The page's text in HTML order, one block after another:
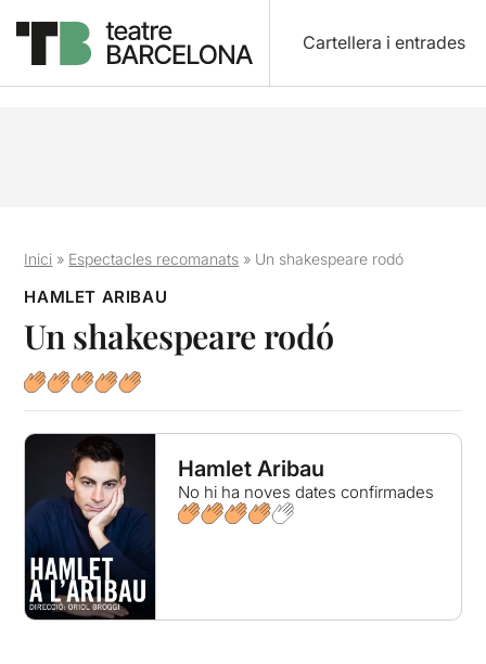
Cartellera i entrades
Inici » Espectacles recomanats » Un shakespeare rodó
HAMLET ARIBAU
Un shakespeare rodó
Hamlet Aribau
No hi ha noves dates confirmades